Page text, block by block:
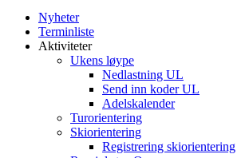
Nyheter
Terminliste
Aktiviteter
Ukens løype
Nedlastning UL
Send inn koder UL
Adelskalender
Turorientering
Skiorientering
Registrering skiorientering